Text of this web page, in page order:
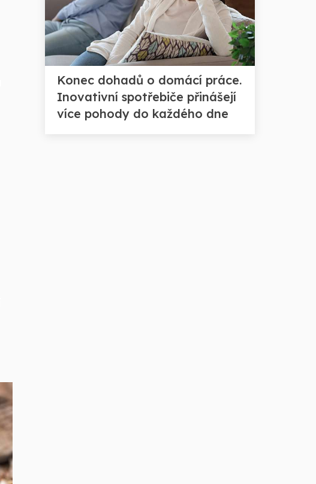
Konec dohadů o domácí práce.
Inovativní spotřebiče přinášejí
více pohody do každého dne